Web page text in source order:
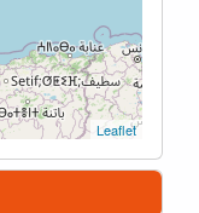
Leaflet